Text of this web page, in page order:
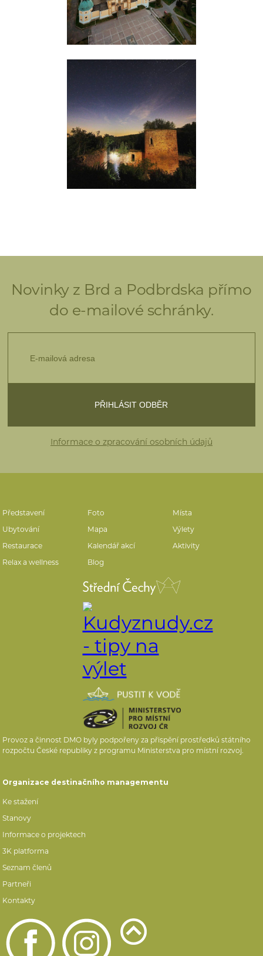
Novinky z Brd a Podbrdska přímo
do e-mailové schránky.
Informace o zpracování osobních údajů
Představení Foto
Místa
Ubytování
Mapa
Výlety
Restaurace
Kalendář akcí
Aktivity
Relax a wellness
Blog
Provoz a činnost DMO byly podpořeny za přispění prostředků státního
rozpočtu České republiky z programu Ministerstva pro místní rozvoj.
Organizace destinačního managementu
Ke stažení
Stanovy
Informace o projektech
3K platforma
Seznam členů
Partneři
Kontakty